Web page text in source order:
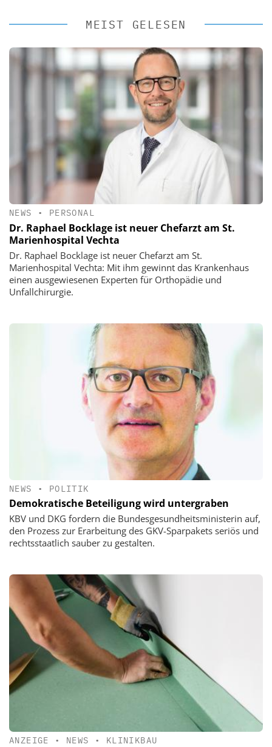
MEIST GELESEN
NEWS • PERSONAL
Dr. Raphael Bocklage ist neuer Chefarzt am St.
Marienhospital Vechta
Dr. Raphael Bocklage ist neuer Chefarzt am St.
Marienhospital Vechta: Mit ihm gewinnt das Krankenhaus
einen ausgewiesenen Experten für Orthopädie und
Unfallchirurgie.
NEWS • POLITIK
Demokratische Beteiligung wird untergraben
KBV und DKG fordern die Bundesgesundheitsministerin auf,
den Prozess zur Erarbeitung des GKV-Sparpakets seriös und
rechtsstaatlich sauber zu gestalten.
ANZEIGE • NEWS • KLINIKBAU